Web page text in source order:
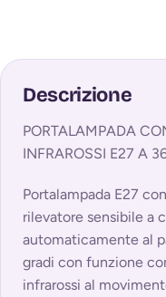
Descrizione
PORTALAMPADA
INFRAROSSI E27 A
Portalampada E27
rilevatore sensibile a
automaticamente al
gradi con funzione
infrarossi al